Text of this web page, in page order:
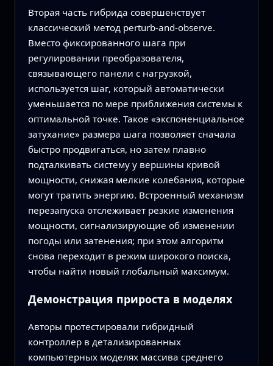
Вторая часть гибрида совершенствует
классический метод perturb-and-observe.
Вместо фиксированного шага при
регулировании преобразователя,
связывающего панели с нагрузкой,
используется шаг, который автоматически
уменьшается по мере приближения системы к
оптимальной точке. Такое «экспоненциальное
затухание» размера шага позволяет сначала
быстро продвигаться, но затем плавно
подталкивать систему у вершины кривой
мощности, снижая мелкие колебания, которые
могут тратить энергию. Встроенный механизм
перезапуска отслеживает резкие изменения
мощности, сигнализирующие об изменении
погоды или затенения; при этом алгоритм
снова переходит в режим широкого поиска,
чтобы найти новый глобальный максимум.
Демонстрация прироста в моделях
Авторы протестировали гибридный
контроллер в детализированных
компьютерных моделях массива среднего